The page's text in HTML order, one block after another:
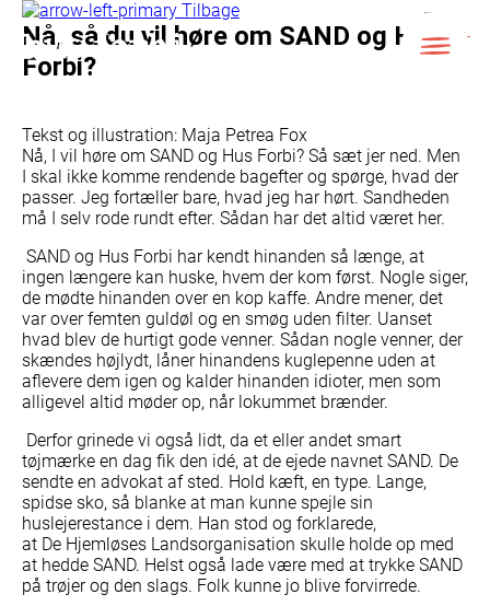
Skip
content
Tilbage
Nå, så du vil høre om SAND og Hus
Forbi?
Tekst og illustration: Maja Petrea Fox
Nå, I vil høre om SAND og Hus Forbi? Så sæt jer ned. Men
I skal ikke komme rendende bagefter og spørge, hvad der
passer. Jeg fortæller bare, hvad jeg har hørt. Sandheden
må I selv rode rundt efter. Sådan har det altid været her.
SAND og Hus Forbi har kendt hinanden så længe, at
ingen længere kan huske, hvem der kom først. Nogle siger,
de mødte hinanden over en kop kaffe. Andre mener, det
var over femten guldøl og en smøg uden filter. Uanset
hvad blev de hurtigt gode venner. Sådan nogle venner, der
skændes højlydt, låner hinandens kuglepenne uden at
aflevere dem igen og kalder hinanden idioter, men som
alligevel altid møder op, når lokummet brænder.
Derfor grinede vi også lidt, da et eller andet smart
tøjmærke en dag fik den idé, at de ejede navnet SAND. De
sendte en advokat af sted. Hold kæft, en type. Lange,
spidse sko, så blanke at man kunne spejle sin
huslejerestance i dem. Han stod og forklarede,
at De Hjemløses Landsorganisation skulle holde op med
at hedde SAND. Helst også lade være med at trykke SAND
på trøjer og den slags. Folk kunne jo blive forvirrede.
LUK